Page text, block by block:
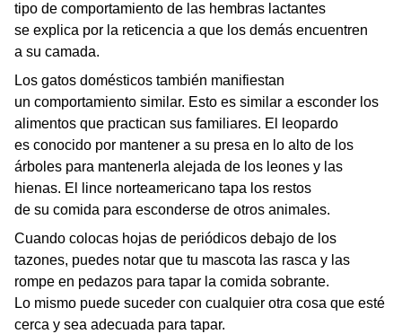
tipo de comportamiento de las hembras lactantes
se explica por la reticencia a que los demás encuentren
a su camada.
Los gatos domésticos también manifiestan
un comportamiento similar. Esto es similar a esconder los
alimentos que practican sus familiares. El leopardo
es conocido por mantener a su presa en lo alto de los
árboles para mantenerla alejada de los leones y las
hienas. El lince norteamericano tapa los restos
de su comida para esconderse de otros animales.
Cuando colocas hojas de periódicos debajo de los
tazones, puedes notar que tu mascota las rasca y las
rompe en pedazos para tapar la comida sobrante.
Lo mismo puede suceder con cualquier otra cosa que esté
cerca y sea adecuada para tapar.